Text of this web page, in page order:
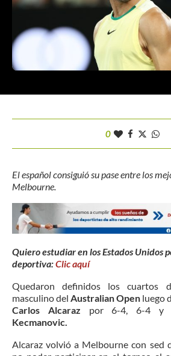
0
El español consiguió su pase entre los
Melbourne.
Quiero estudiar en los Estados Unidos
deportiva:Clic aquí
Quedaron definidos los cuartos
masculino del Australian Open luego
Carlos Alcaraz por 6-4, 6-4 y
Kecmanovic.
Alcaraz volvió a Melbourne con sed